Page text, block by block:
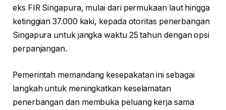
eks FIR Singapura, mulai dari permukaan laut hingga
ketinggian 37.000 kaki, kepada otoritas penerbangan
Singapura untuk jangka waktu 25 tahun dengan opsi
perpanjangan.
Pemerintah memandang kesepakatan ini sebagai
langkah untuk meningkatkan keselamatan
penerbangan dan membuka peluang kerja sama